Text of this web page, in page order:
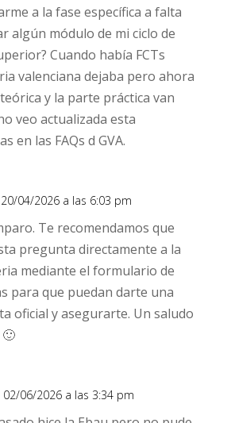
a la fase específica a falta
algún módulo de mi ciclo de
Cuando había FCTs
valenciana dejaba pero ahora
y la parte práctica van
veo actualizada esta
en las FAQs d GVA.
04/2026 a las 6:03 pm
Te recomendamos que
pregunta directamente a la
mediante el formulario de
para que puedan darte una
oficial y asegurarte. Un saludo
02/06/2026 a las 3:34 pm